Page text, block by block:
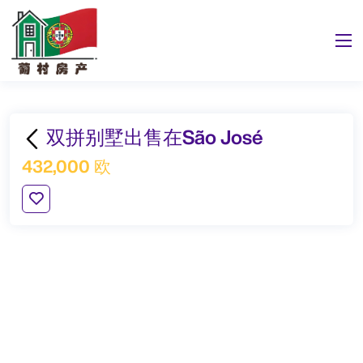
双拼别墅出售在São José
432,000 欧